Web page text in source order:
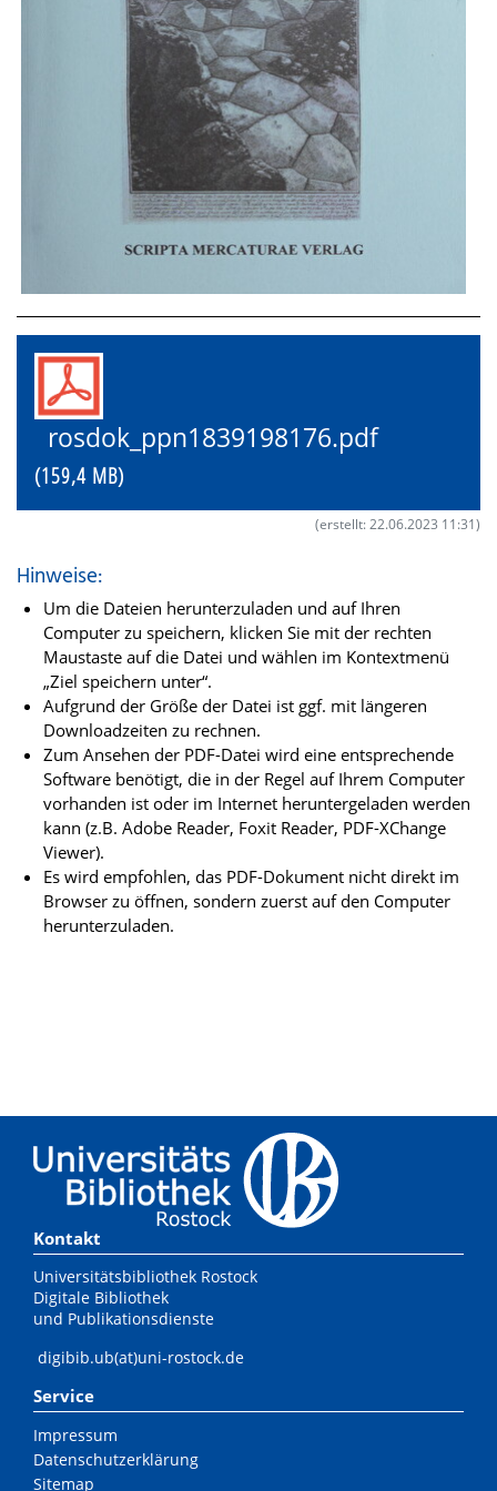
rosdok_ppn1839198176.pdf
(159,4 MB)
(erstellt: 22.06.2023 11:31)
Hinweise:
Um die Dateien herunterzuladen und auf Ihren
Computer zu speichern, klicken Sie mit der rechten
Maustaste auf die Datei und wählen im Kontextmenü
„Ziel speichern unter“.
Aufgrund der Größe der Datei ist ggf. mit längeren
Downloadzeiten zu rechnen.
Zum Ansehen der PDF-Datei wird eine entsprechende
Software benötigt, die in der Regel auf Ihrem Computer
vorhanden ist oder im Internet heruntergeladen werden
kann (z.B. Adobe Reader, Foxit Reader, PDF-XChange
Viewer).
Es wird empfohlen, das PDF-Dokument nicht direkt im
Browser zu öffnen, sondern zuerst auf den Computer
herunterzuladen.
Kontakt
Universitätsbibliothek Rostock
Digitale Bibliothek
und Publikationsdienste
digibib.ub(at)uni-rostock.de
Service
Impressum
Datenschutzerklärung
Sitemap